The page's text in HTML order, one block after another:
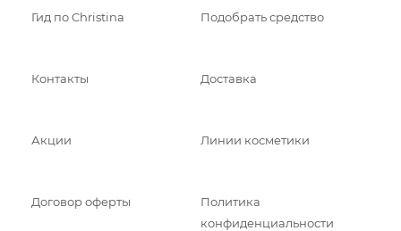
Гид по Christina Подобрать средство
Контакты Доставка
Акции Линии косметики
Договор оферты
Политика
конфиденциальности